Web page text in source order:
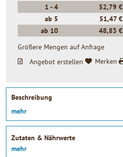
1 -4 52,79 €
ab 5 51,47 €
ab 10 48,83 €
Größere Mengen auf Anfrage
Angebot erstellen
Merken
Beschreibung
mehr
Zutaten & Nährwerte
mehr